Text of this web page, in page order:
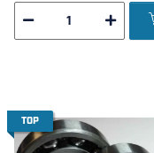
TOP